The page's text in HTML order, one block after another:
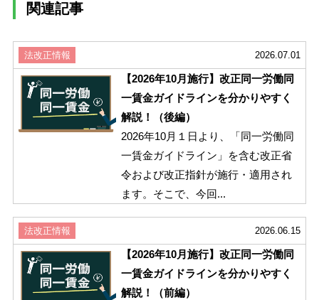
関連記事
法改正情報 2026.07.01
【2026年10月施行】改正同一労働同
一賃金ガイドラインを分かりやすく
解説！（後編）
2026年10月１日より、「同一労働同
一賃金ガイドライン」を含む改正省
令および改正指針が施行・適用され
ます。そこで、今回...
法改正情報 2026.06.15
【2026年10月施行】改正同一労働同
一賃金ガイドラインを分かりやすく
解説！（前編）